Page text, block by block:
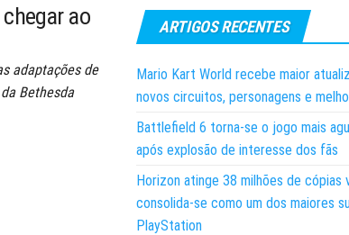
ao
adaptações de
Bethesda
ARTIGOS RECENTES
Mario Kart World recebe maior
novos circuitos, personagens e
Battlefield 6 torna-se o jogo mais
após explosão de interesse dos fãs
Horizon atinge 38 milhões de cópias
consolida-se como um dos maiores
PlayStation